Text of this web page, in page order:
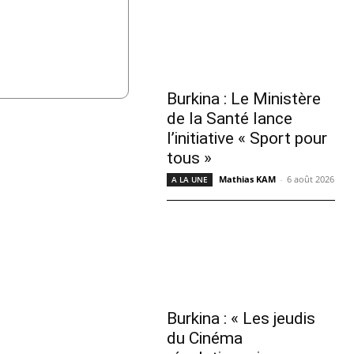
Burkina : Le Ministère
de la Santé lance
l’initiative « Sport pour
tous »
A LA UNE Mathias KAM - 6 août 2026
Burkina : « Les jeudis
du Cinéma